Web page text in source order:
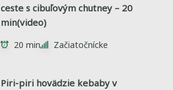
ceste s cibuľovým chutney – 20
min(video)
20 min Začiatočnícke
Piri-piri hovädzie kebaby v